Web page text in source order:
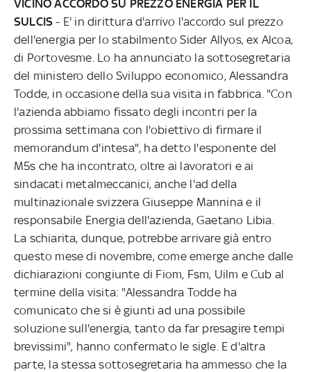
VICINO ACCORDO SU PREZZO ENERGIA PER IL
SULCIS - E' in dirittura d'arrivo l'accordo sul prezzo
dell'energia per lo stabilmento Sider Allyos, ex Alcoa,
di Portovesme. Lo ha annunciato la sottosegretaria
del ministero dello Sviluppo economico, Alessandra
Todde, in occasione della sua visita in fabbrica. "Con
l'azienda abbiamo fissato degli incontri per la
prossima settimana con l'obiettivo di firmare il
memorandum d'intesa", ha detto l'esponente del
M5s che ha incontrato, oltre ai lavoratori e ai
sindacati metalmeccanici, anche l'ad della
multinazionale svizzera Giuseppe Mannina e il
responsabile Energia dell'azienda, Gaetano Libia.
La schiarita, dunque, potrebbe arrivare già entro
questo mese di novembre, come emerge anche dalle
dichiarazioni congiunte di Fiom, Fsm, Uilm e Cub al
termine della visita: "Alessandra Todde ha
comunicato che si è giunti ad una possibile
soluzione sull'energia, tanto da far presagire tempi
brevissimi", hanno confermato le sigle. E d'altra
parte, la stessa sottosegretaria ha ammesso che la